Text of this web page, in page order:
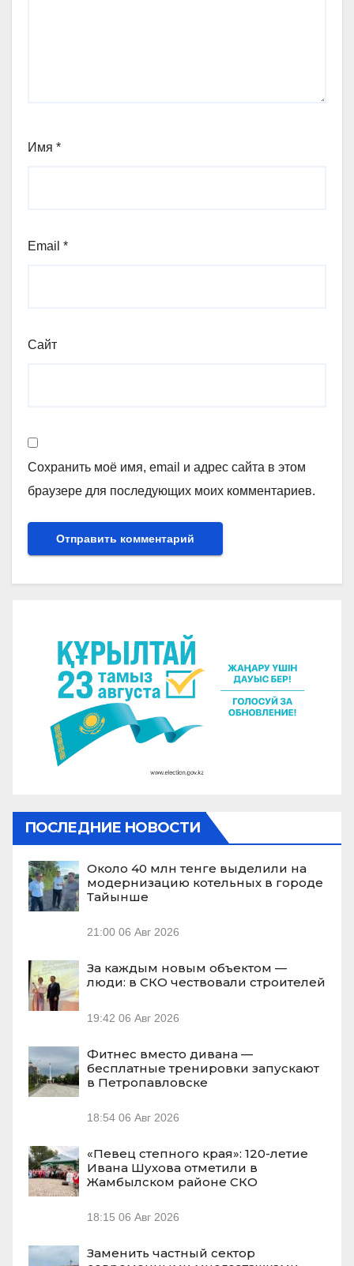
Имя *
Email *
Сайт
Сохранить моё имя, email и адрес сайта в этом
браузере для последующих моих комментариев.
ПОСЛЕДНИЕ НОВОСТИ
Около 40 млн тенге выделили на
модернизацию котельных в городе
Тайынше
21:00 06 Авг 2026
За каждым новым объектом —
люди: в СКО чествовали строителей
19:42 06 Авг 2026
Фитнес вместо дивана —
бесплатные тренировки запускают
в Петропавловске
18:54 06 Авг 2026
«Певец степного края»: 120-летие
Ивана Шухова отметили в
Жамбылском районе СКО
18:15 06 Авг 2026
Заменить частный сектор